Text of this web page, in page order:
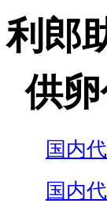
利郎
供
国内
国内